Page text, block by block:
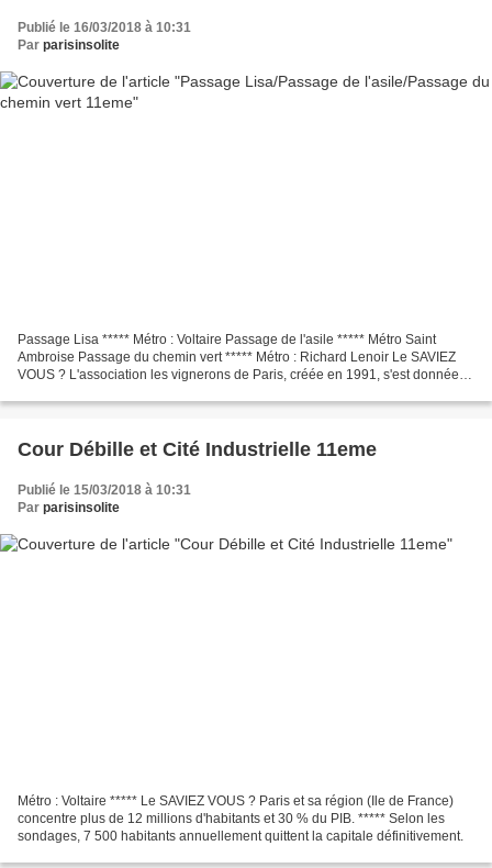
Publié le 16/03/2018 à 10:31
Par parisinsolite
Passage Lisa ***** Métro : Voltaire Passage de l'asile ***** Métro Saint
Ambroise Passage du chemin vert ***** Métro : Richard Lenoir Le SAVIEZ
VOUS ? L'association les vignerons de Paris, créée en 1991, s'est donnée
Cour Débille et Cité Industrielle 11eme
Publié le 15/03/2018 à 10:31
Par parisinsolite
Métro : Voltaire ***** Le SAVIEZ VOUS ? Paris et sa région (Ile de France)
concentre plus de 12 millions d'habitants et 30 % du PIB. ***** Selon les
sondages, 7 500 habitants annuellement quittent la capitale définitivement.